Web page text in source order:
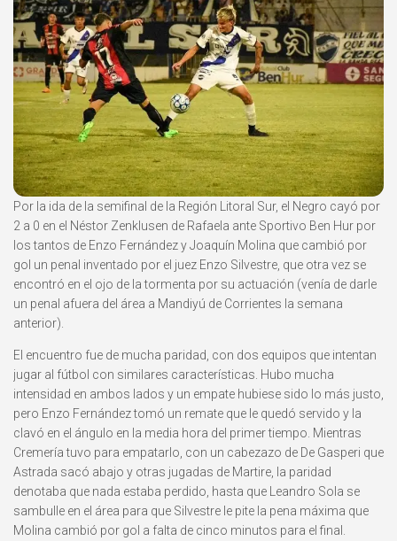
Por la ida de la semifinal de la Región Litoral Sur, el Negro cayó por
2 a 0 en el Néstor Zenklusen de Rafaela ante Sportivo Ben Hur por
los tantos de Enzo Fernández y Joaquín Molina que cambió por
gol un penal inventado por el juez Enzo Silvestre, que otra vez se
encontró en el ojo de la tormenta por su actuación (venía de darle
un penal afuera del área a Mandiyú de Corrientes la semana
anterior).
El encuentro fue de mucha paridad, con dos equipos que intentan
jugar al fútbol con similares características. Hubo mucha
intensidad en ambos lados y un empate hubiese sido lo más justo,
pero Enzo Fernández tomó un remate que le quedó servido y la
clavó en el ángulo en la media hora del primer tiempo. Mientras
Cremería tuvo para empatarlo, con un cabezazo de De Gasperi que
Astrada sacó abajo y otras jugadas de Martire, la paridad
denotaba que nada estaba perdido, hasta que Leandro Sola se
sambulle en el área para que Silvestre le pite la pena máxima que
Molina cambió por gol a falta de cinco minutos para el final.